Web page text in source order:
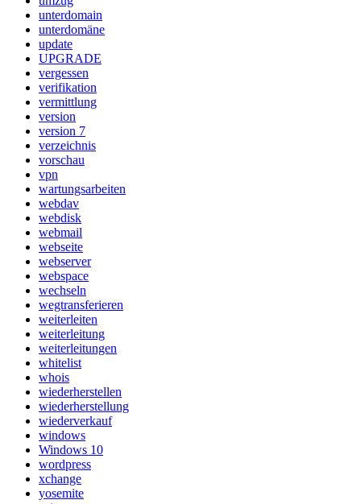
unterdomain
unterdomäne
update
UPGRADE
vergessen
verifikation
vermittlung
version
version 7
verzeichnis
vorschau
vpn
wartungsarbeiten
webdav
webdisk
webmail
webseite
webserver
webspace
wechseln
wegtransferieren
weiterleiten
weiterleitung
weiterleitungen
whitelist
whois
wiederherstellen
wiederherstellung
wiederverkauf
windows
Windows 10
wordpress
xchange
yosemite